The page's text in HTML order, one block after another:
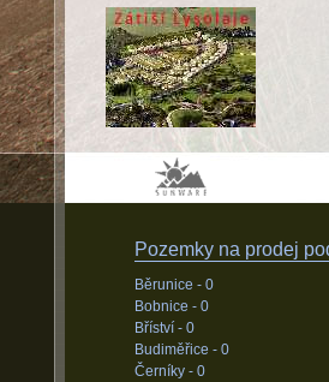
Pozemky na prodej
Běrunice - 0
Bobnice - 0
Bříství - 0
Budiměřice - 0
Černíky - 0